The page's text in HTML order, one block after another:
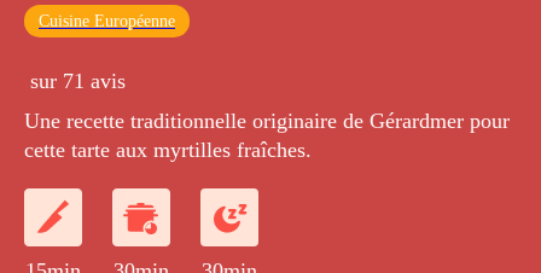
Cuisine Européenne
sur 71 avis
Une recette traditionnelle originaire de Gérardmer pour
cette tarte aux myrtilles fraîches.